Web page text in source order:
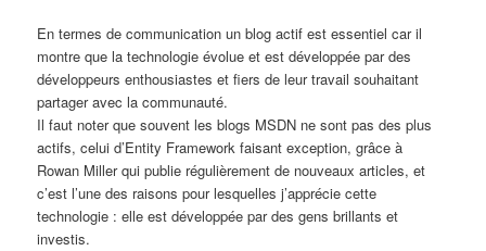
En termes de communication un blog actif est essentiel car il
montre que la technologie évolue et est développée par des
développeurs enthousiastes et fiers de leur travail souhaitant
partager avec la communauté.
Il faut noter que souvent les blogs MSDN ne sont pas des plus
actifs, celui d’Entity Framework faisant exception, grâce à
Rowan Miller qui publie régulièrement de nouveaux articles, et
c’est l’une des raisons pour lesquelles j’apprécie cette
technologie : elle est développée par des gens brillants et
investis.